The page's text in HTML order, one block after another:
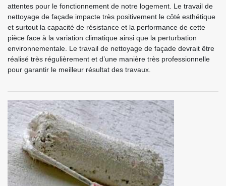
attentes pour le fonctionnement de notre logement. Le travail de
nettoyage de façade impacte très positivement le côté esthétique
et surtout la capacité de résistance et la performance de cette
pièce face à la variation climatique ainsi que la perturbation
environnementale. Le travail de nettoyage de façade devrait être
réalisé très régulièrement et d’une manière très professionnelle
pour garantir le meilleur résultat des travaux.